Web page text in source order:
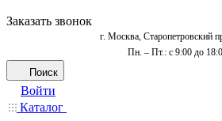
Заказать звонок
г. Москва, Старопетровский
Пн. – Пт.: с 9:00 до
Поиск
Войти
Каталог